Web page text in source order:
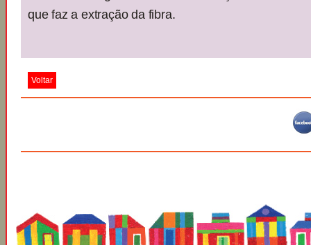
que faz a extração da fibra.
Voltar